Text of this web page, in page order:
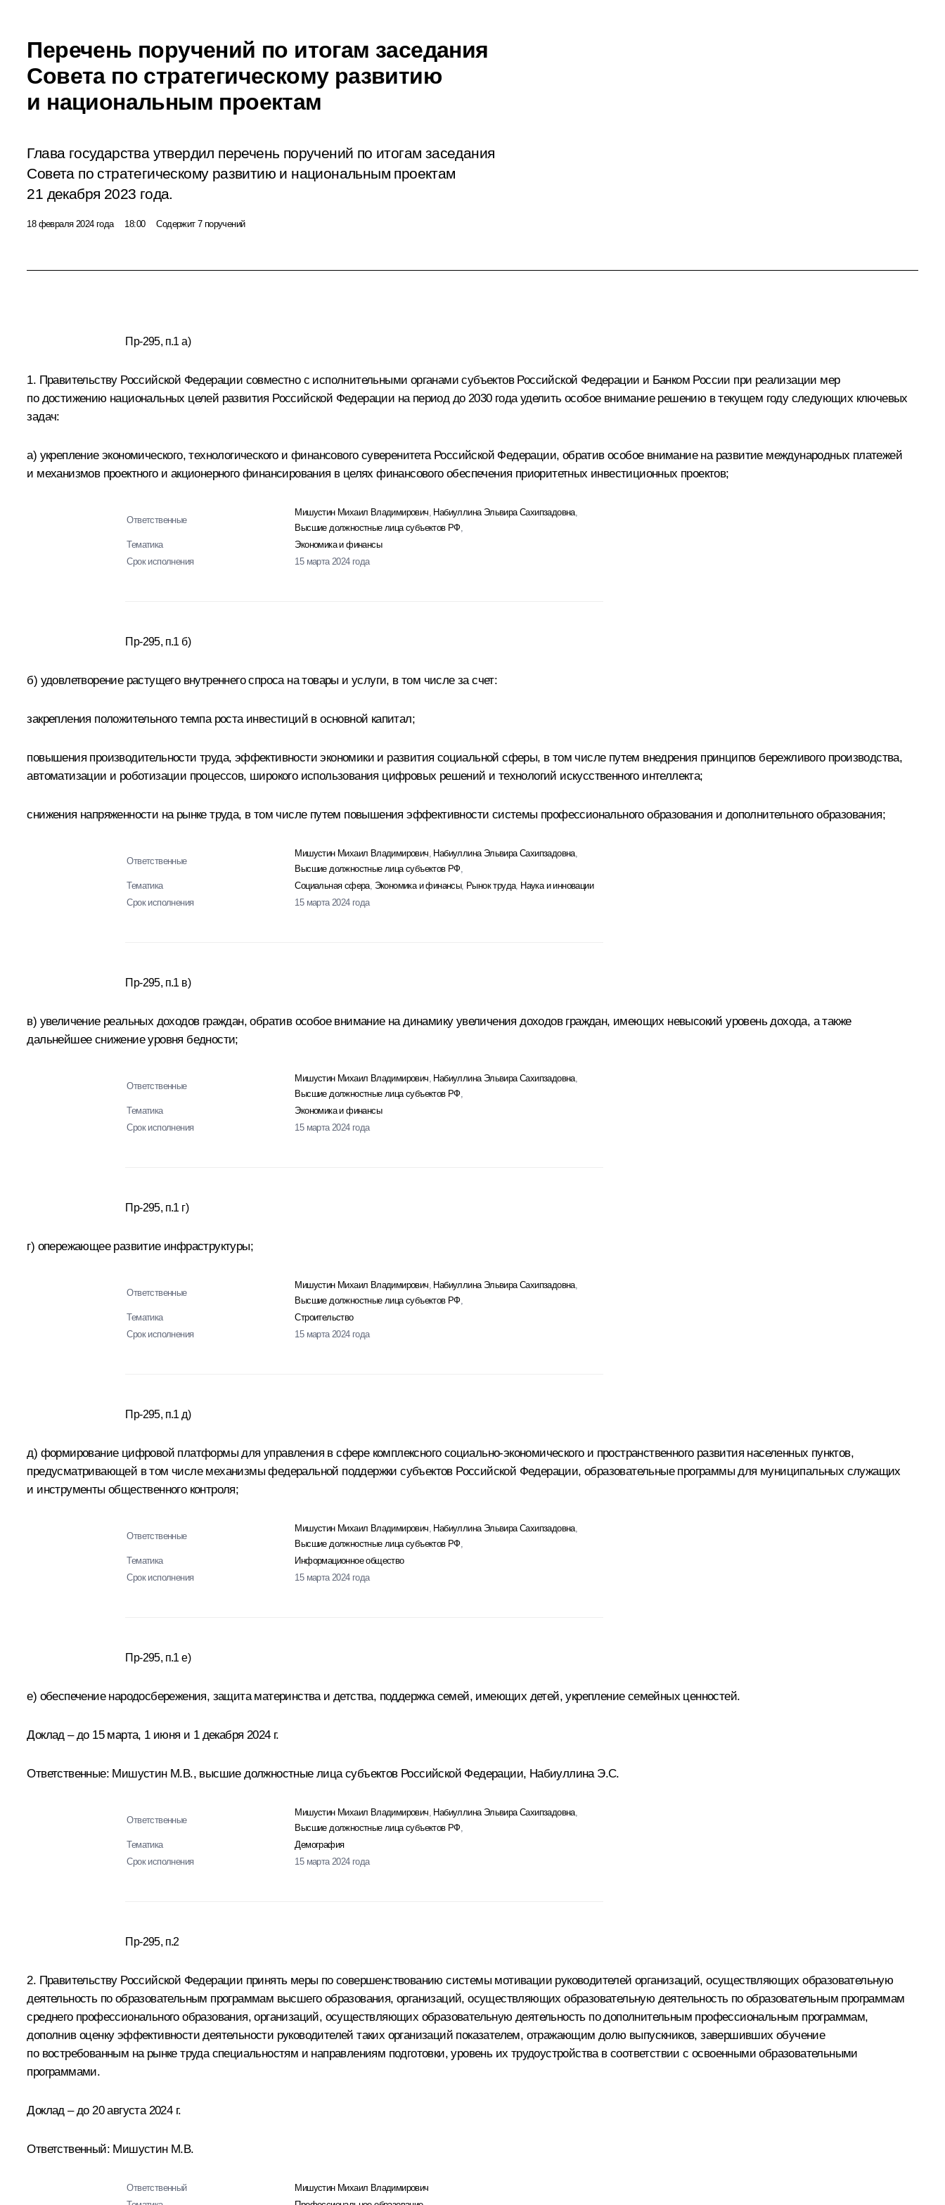
Перечень поручений по итогам заседания
Совета по стратегическому развитию
и национальным проектам
Глава государства утвердил перечень поручений по итогам заседания
Совета по стратегическому развитию и национальным проектам
21 декабря 2023 года.
18 февраля 2024 года 18:00 Содержит 7 поручений
Пр-295, п.1 а)
1. Правительству Российской Федерации совместно с исполнительными органами субъектов Российской Федерации и Банком России при реализации мер
по достижению национальных целей развития Российской Федерации на период до 2030 года уделить особое внимание решению в текущем году следующих ключевых
задач:
а) укрепление экономического, технологического и финансового суверенитета Российской Федерации, обратив особое внимание на развитие международных платежей
и механизмов проектного и акционерного финансирования в целях финансового обеспечения приоритетных инвестиционных проектов;
Ответственные
Мишустин Михаил Владимирович Набиуллина Эльвира Сахипзадовна,
Высшие должностные лица субъектов РФ,
Тематика
Экономика и финансы
Срок исполнения
15 марта 2024 года
Пр-295, п.1 б)
б) удовлетворение растущего внутреннего спроса на товары и услуги, в том числе за счет:
закрепления положительного темпа роста инвестиций в основной капитал;
повышения производительности труда, эффективности экономики и развития социальной сферы, в том числе путем внедрения принципов бережливого производства,
автоматизации и роботизации процессов, широкого использования цифровых решений и технологий искусственного интеллекта;
снижения напряженности на рынке труда, в том числе путем повышения эффективности системы профессионального образования и дополнительного образования;
Ответственные
Мишустин Михаил Владимирович Набиуллина Эльвира Сахипзадовна,
Высшие должностные лица субъектов РФ,
Тематика
Социальная сфера, Экономика и финансы, Рынок труда, Наука и инновации
Срок исполнения
15 марта 2024 года
Пр-295, п.1 в)
в) увеличение реальных доходов граждан, обратив особое внимание на динамику увеличения доходов граждан, имеющих невысокий уровень дохода, а также
дальнейшее снижение уровня бедности;
Ответственные
Мишустин Михаил Владимирович Набиуллина Эльвира Сахипзадовна,
Высшие должностные лица субъектов РФ,
Тематика
Экономика и финансы
Срок исполнения
15 марта 2024 года
Пр-295, п.1 г)
г) опережающее развитие инфраструктуры;
Ответственные
Мишустин Михаил Владимирович Набиуллина Эльвира Сахипзадовна,
Высшие должностные лица субъектов РФ,
Тематика
Строительство
Срок исполнения
15 марта 2024 года
Пр-295, п.1 д)
д) формирование цифровой платформы для управления в сфере комплексного социально-экономического и пространственного развития населенных пунктов,
предусматривающей в том числе механизмы федеральной поддержки субъектов Российской Федерации, образовательные программы для муниципальных служащих
и инструменты общественного контроля;
Ответственные
Мишустин Михаил Владимирович Набиуллина Эльвира Сахипзадовна,
Высшие должностные лица субъектов РФ,
Тематика
Информационное общество
Срок исполнения
15 марта 2024 года
Пр-295, п.1 е)
е) обеспечение народосбережения, защита материнства и детства, поддержка семей, имеющих детей, укрепление семейных ценностей.
Доклад – до 15 марта, 1 июня и 1 декабря 2024 г.
Ответственные: Мишустин М.В., высшие должностные лица субъектов Российской Федерации, Набиуллина Э.С.
Ответственные
Мишустин Михаил Владимирович Набиуллина Эльвира Сахипзадовна,
Высшие должностные лица субъектов РФ,
Тематика
Демография
Срок исполнения
15 марта 2024 года
Пр-295, п.2
2. Правительству Российской Федерации принять меры по совершенствованию системы мотивации руководителей организаций, осуществляющих образовательную
деятельность по образовательным программам высшего образования, организаций, осуществляющих образовательную деятельность по образовательным программам
среднего профессионального образования, организаций, осуществляющих образовательную деятельность по дополнительным профессиональным программам,
дополнив оценку эффективности деятельности руководителей таких организаций показателем, отражающим долю выпускников, завершивших обучение
по востребованным на рынке труда специальностям и направлениям подготовки, уровень их трудоустройства в соответствии с освоенными образовательными
программами.
Доклад – до 20 августа 2024 г.
Ответственный: Мишустин М.В.
Ответственный
Мишустин Михаил Владимирович